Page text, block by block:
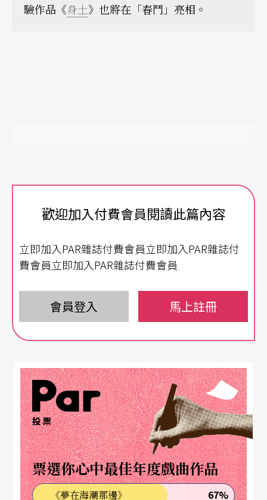
驗作品《身土》也將在「春鬥」亮相。
歡迎加入付費會員閱讀此篇內容
立即加入PAR雜誌付費會員立即加入PAR雜誌付
費會員立即加入PAR雜誌付費會員
會員登入 馬上註冊
投票
票選你心中最佳年度戲曲作品
《夢在海潮那邊》 67%